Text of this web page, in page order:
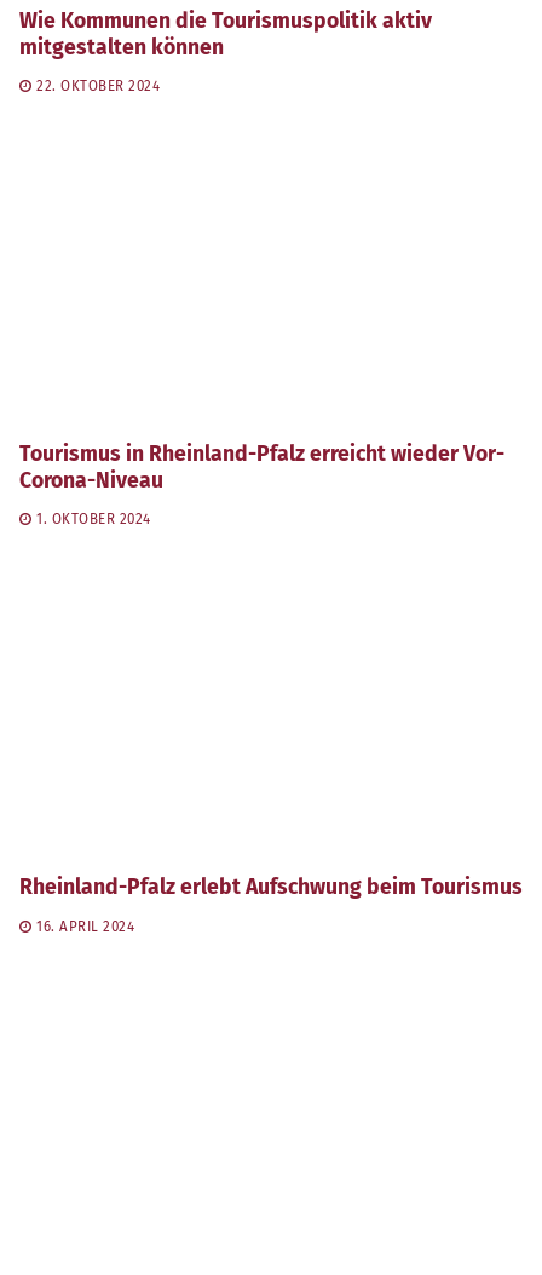
Wie Kommunen die Tourismuspolitik aktiv
mitgestalten können
22. OKTOBER 2024
Tourismus in Rheinland-Pfalz erreicht wieder Vor-
Corona-Niveau
1. OKTOBER 2024
Rheinland-Pfalz erlebt Aufschwung beim Tourismus
16. APRIL 2024